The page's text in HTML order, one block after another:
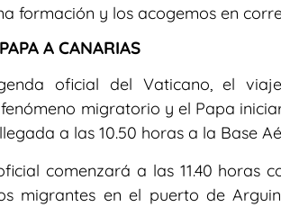
formación y los acogemos en
A CANARIAS
oficial del Vaticano, el
migratorio y el Papa
a las 10.50 horas a la Base
comenzará a las 11.40 horas
migrantes en el puerto de